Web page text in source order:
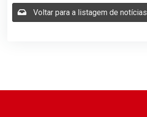
Voltar para a listagem de notícias